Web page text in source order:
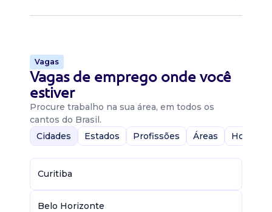
Vagas
Vagas de emprego onde você
estiver
Procure trabalho na sua área, em todos os
cantos do Brasil.
Cidades
Estados Profissões Áreas Home-
Curitiba
Belo Horizonte